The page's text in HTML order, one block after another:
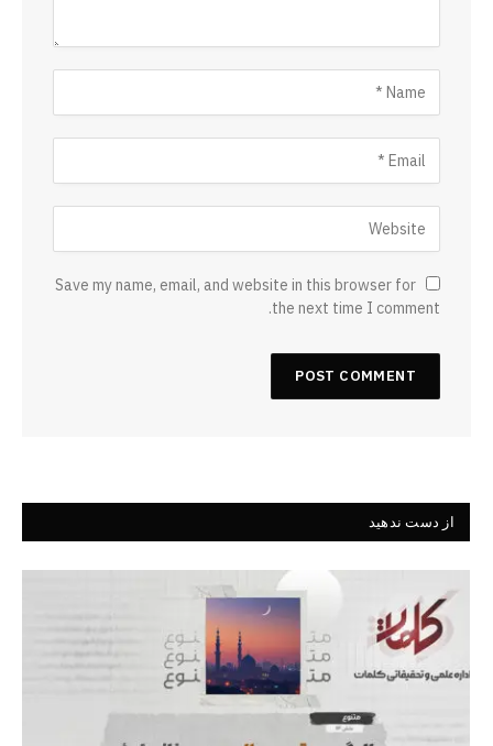
Save my name, email, and website in this browser for
the next time I comment.
از دست ندهید